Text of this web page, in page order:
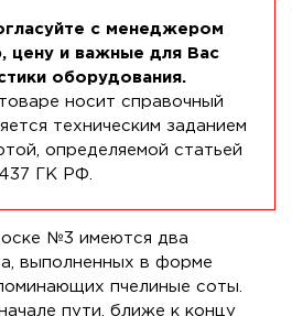
с менеджером
цену и важные для Вас
оборудования.
носит справочный
техническим заданием
определяемой статьей
437 ГК РФ.
№3 имеются два
выполненных в форме
пчелиные соты.
пути, ближе к концу